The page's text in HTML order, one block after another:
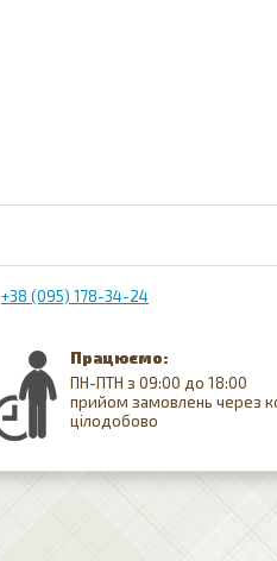
+38 (095) 178-34-24
Працюємо:
ПН-ПТН з 09:00 до 18:00
прийом замовлень через
цілодобово